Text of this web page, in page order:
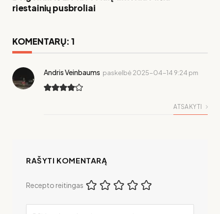
riestainių pusbroliai
KOMENTARŲ: 1
Andris Veinbaums paskelbė 2025-04-14 9:24 pm
ATSAKYTI
RAŠYTI KOMENTARĄ
Recepto reitingas